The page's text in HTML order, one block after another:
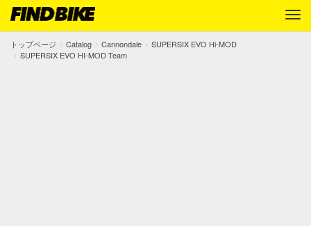
トップページ Catalog Cannondale
SUPERSIX EVO Hi-MOD
SUPERSIX EVO HI-MOD Team